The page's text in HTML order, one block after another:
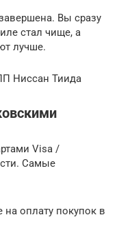
Вы сразу
стал чище, а
лучше.
Ниссан Тиида
Visa /
Самые
на оплату покупок в